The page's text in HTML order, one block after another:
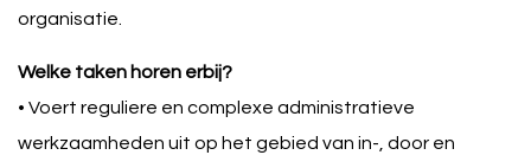
organisatie.
Welke taken horen erbij?
• Voert reguliere en complexe administratieve
werkzaamheden uit op het gebied van in-, door en